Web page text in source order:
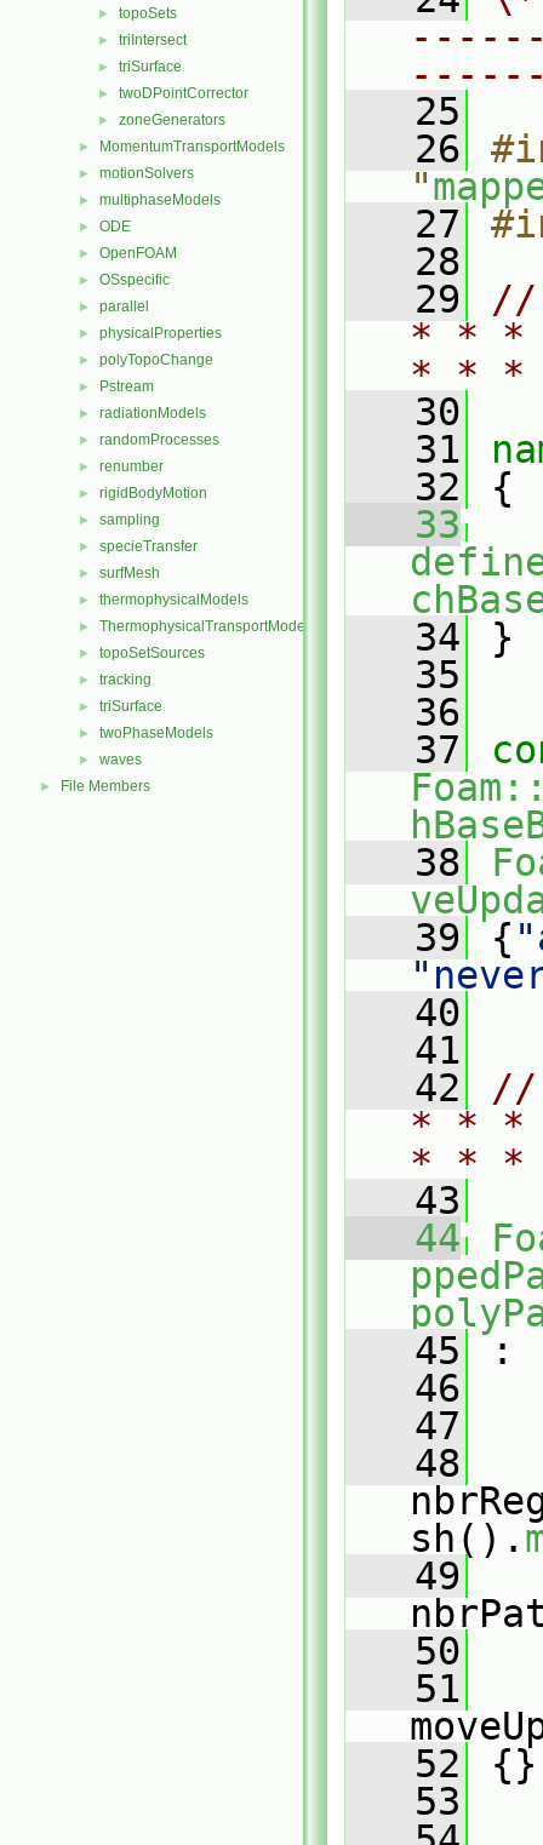
► topoSets
► triIntersect
► triSurface
► twoDPointCorrector
► zoneGenerators
► MomentumTransportModels
► motionSolvers
► multiphaseModels
► ODE
► OpenFOAM
► OSspecific
► parallel
► physicalProperties
► polyTopoChange
► Pstream
► radiationModels
► randomProcesses
► renumber
► rigidBodyMotion
► sampling
► specieTransfer
► surfMesh
► thermophysicalModels
► ThermophysicalTransportModels
► topoSetSources
► tracking
► triSurface
► twoPhaseModels
► waves
► File Members
   25
   26
"
   27
   28
   29
//
* * *
* *
   30
   31
   32
{
   33
   34
}
   35
   36
   37
   38
   39
{
   40
   41
   42
//
* * *
* *
   43
   44
   45
:
   46
   47
   48
sh().
   49
   50
   51
   52
{}
   53